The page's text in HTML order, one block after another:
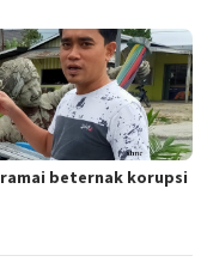
beternak korupsi